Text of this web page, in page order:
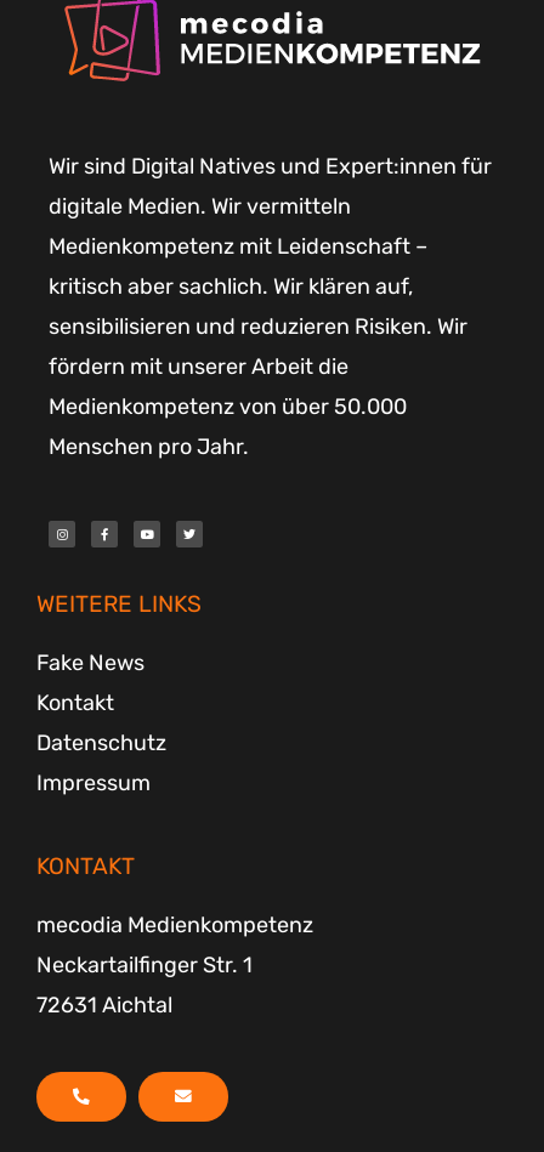
Wir sind Digital Natives und Expert:innen für
digitale Medien. Wir vermitteln
Medienkompetenz mit Leidenschaft –
kritisch aber sachlich. Wir klären auf,
sensibilisieren und reduzieren Risiken. Wir
fördern mit unserer Arbeit die
Medienkompetenz von über 50.000
Menschen pro Jahr.
I
n
s
r
a
m
F
a
c
o
k
-
Y
o
u
T
w
i
r
WEITERE LINKS
Fake News
Kontakt
Datenschutz
Impressum
KONTAKT
mecodia Medienkompetenz
Neckartailfinger Str. 1
72631 Aichtal